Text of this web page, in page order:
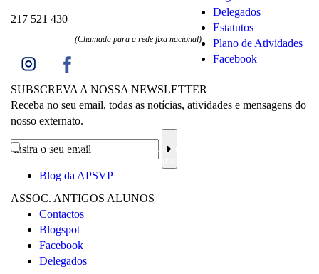
217 521 430
(Chamada para a rede fixa nacional)
SUBSCREVA A NOSSA NEWSLETTER
Receba no seu email, todas as notícias, atividades e mensagens do
nosso externato.
Li a informação sobre a proteção de dados
uso dos meus dados pessoais para os fins mencionados.
Delegados
Estatutos
Plano de Atividades
Facebook
Blog da APSVP
ASSOC. ANTIGOS ALUNOS
Contactos
Blogspot
Facebook
Delegados